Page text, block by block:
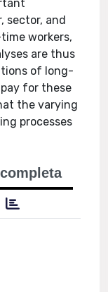
sector, and
workers,
are thus
of long-
for these
the varying
processes